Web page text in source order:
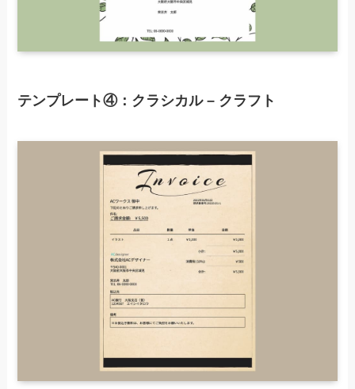
テンプレート④：クラシカル – クラフト